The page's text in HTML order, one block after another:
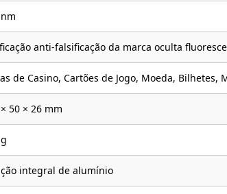
anti-falsificação da marca oculta
de Casino, Cartões de Jogo, Moeda, Bilhetes,
50 × 26 mm
integral de alumínio